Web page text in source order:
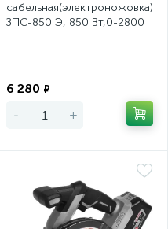
ЗПС-850 Э, 850 Вт,0-2800
6 280 ₽
- +